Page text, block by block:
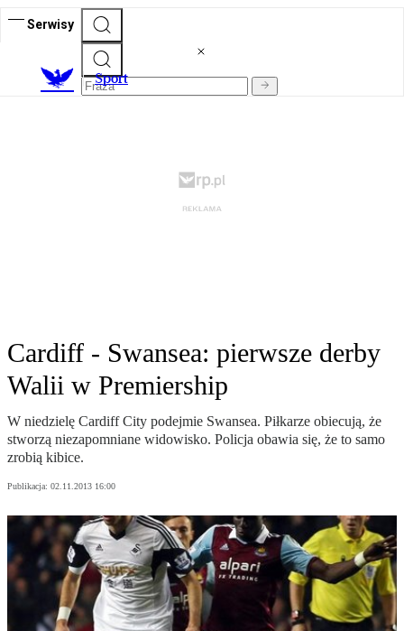
Serwisy
Sport
Cardiff - Swansea: pierwsze derby
Walii w Premiership
W niedzielę Cardiff City podejmie Swansea. Piłkarze obiecują, że
stworzą niezapomniane widowisko. Policja obawia się, że to samo
zrobią kibice.
Publikacja: 02.11.2013 16:00